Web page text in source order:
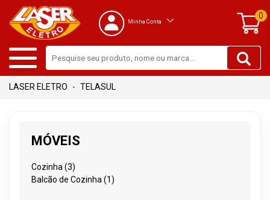
Minha Conta
0
TELASUL
MÓVEIS
Cozinha (3)
Balcão de Cozinha (1)